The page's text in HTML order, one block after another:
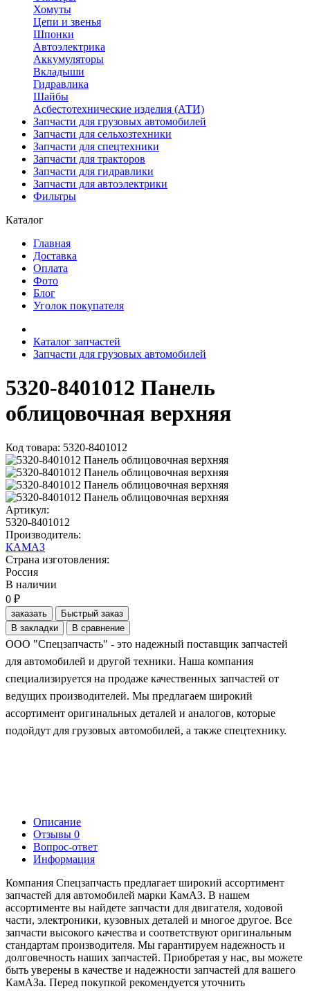
Хомуты
Цепи и звенья
Шпонки
Автоэлектрика
Аккумуляторы
Вкладыши
Гидравлика
Шайбы
Асбестотехнические изделия (АТИ)
Запчасти для грузовых автомобилей
Запчасти для сельхозтехники
Запчасти для спецтехники
Запчасти для тракторов
Запчасти для гидравлики
Запчасти для автоэлектрики
Фильтры
Каталог
Главная
Доставка
Оплата
Фото
Блог
Уголок покупателя
Каталог запчастей
Запчасти для грузовых автомобилей
5320-8401012 Панель
облицовочная верхняя
Код товара: 5320-8401012
Артикул:
5320-8401012
Производитель:
КАМАЗ
Страна изготовления:
Россия
В наличии
0 ₽
заказать
Быстрый заказ
В закладки
В сравнение
ООО "Спецзапчасть" - это надежный поставщик запчастей
для автомобилей и другой техники. Наша компания
специализируется на продаже качественных запчастей от
ведущих производителей. Мы предлагаем широкий
ассортимент оригинальных деталей и аналогов, которые
подойдут для грузовых автомобилей, а также спецтехнику.
Описание
Отзывы 0
Вопрос-ответ
Информация
Компания Спецзапчасть предлагает широкий ассортимент
запчастей для автомобилей марки КамАЗ. В нашем
ассортименте вы найдете запчасти для двигателя, ходовой
части, электроники, кузовных деталей и многое другое. Все
запчасти высокого качества и соответствуют оригинальным
стандартам производителя. Мы гарантируем надежность и
долговечность наших запчастей. Приобретая у нас, вы можете
быть уверены в качестве и надежности запчастей для вашего
КамАЗа. Перед покупкой рекомендуется уточнить